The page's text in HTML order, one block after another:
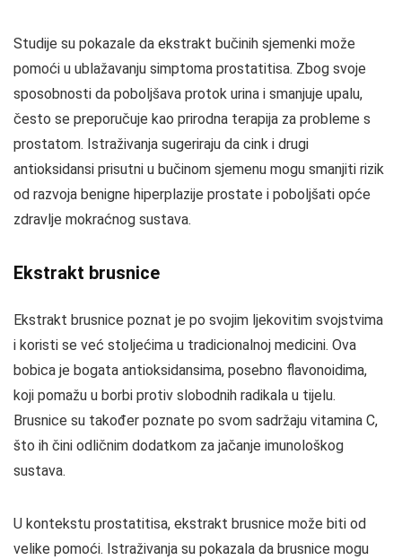
Studije su pokazale da ekstrakt bučinih sjemenki može
pomoći u ublažavanju simptoma prostatitisa. Zbog svoje
sposobnosti da poboljšava protok urina i smanjuje upalu,
često se preporučuje kao prirodna terapija za probleme s
prostatom. Istraživanja sugeriraju da cink i drugi
antioksidansi prisutni u bučinom sjemenu mogu smanjiti rizik
od razvoja benigne hiperplazije prostate i poboljšati opće
zdravlje mokraćnog sustava.
Ekstrakt brusnice
Ekstrakt brusnice poznat je po svojim ljekovitim svojstvima
i koristi se već stoljećima u tradicionalnoj medicini. Ova
bobica je bogata antioksidansima, posebno flavonoidima,
koji pomažu u borbi protiv slobodnih radikala u tijelu.
Brusnice su također poznate po svom sadržaju vitamina C,
što ih čini odličnim dodatkom za jačanje imunološkog
sustava.
U kontekstu prostatitisa, ekstrakt brusnice može biti od
velike pomoći. Istraživanja su pokazala da brusnice mogu